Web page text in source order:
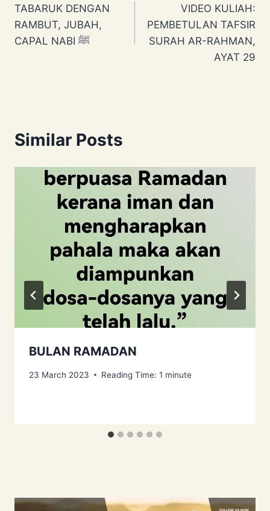
navigation
TABARUK DENGAN
RAMBUT, JUBAH,
CAPAL NABI ﷺ
VIDEO KULIAH:
PEMBETULAN TAFSIR
SURAH AR-RAHMAN,
AYAT 29
Similar Posts
BULAN RAMADAN
23 March 2023 Reading Time: 1 minute